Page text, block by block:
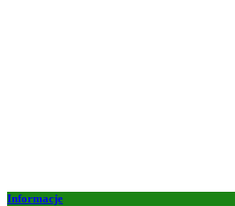
Informacje